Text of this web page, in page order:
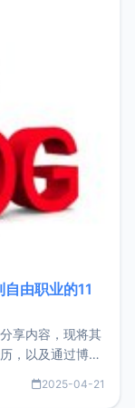
由职业的11
享内容，现将其
，以及通过博客
状。自我介绍大
2025-04-21